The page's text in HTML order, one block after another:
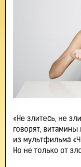
«Не злитесь, не
говорят,
из мультфильма
Но не только от